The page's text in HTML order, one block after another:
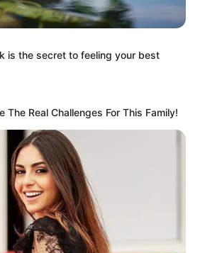
Precios en Corabastos hoy
alimentos que más
bajaron este martes
MERCADO
Merque barato y bueno en
los Mercados
Campesinos: puntos del
sábado y domingo
PLAZAS DE MERCADO
is the secret to feeling your best
The Real Challenges For This Family!